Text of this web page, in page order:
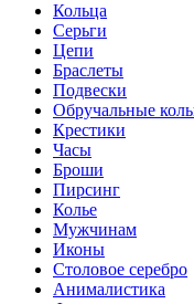
Кольца
Серьги
Цепи
Браслеты
Подвески
Обручальные
Крестики
Часы
Броши
Пирсинг
Колье
Мужчинам
Иконы
Столовое серебро
Анималистика